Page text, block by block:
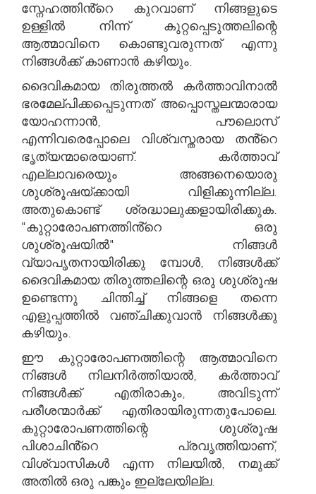
സ്നേഹത്തിൻ്റെ കുറവാണ് നിങ്ങളുടെ
ഉള്ളിൽ നിന്ന് കുറ്റപ്പെടുത്തലിന്റെ
ആത്മാവിനെ കൊണ്ടുവരുന്നത് എന്നു
നിങ്ങൾക്ക് കാണാൻ കഴിയും.
ദൈവികമായ തിരുത്തൽ കർത്താവിനാൽ
ഭരമേല്പിക്കപ്പെടുന്നത് അപ്പൊസ്തലന്മാരായ
യോഹന്നാൻ, പൗലൊസ്
എന്നിവരെപ്പോലെ വിശ്വസ്തരായ തൻ്റെ
ഭൃത്യന്മാരെയാണ്. കർത്താവ്
എല്ലാവരെയും അങ്ങനെയൊരു
ശുശ്രൂഷയ്ക്കായി വിളിക്കുന്നില്ല.
അതുകൊണ്ട് ശ്രദ്ധാലുക്കളായിരിക്കുക.
"കുറ്റാരോപണത്തിൻ്റെ ഒരു
ശുശ്രൂഷയിൽ" നിങ്ങൾ
വ്യാപൃതനായിരിക്കു മ്പോൾ, നിങ്ങൾക്ക്
ദൈവികമായ തിരുത്തലിന്റെ ഒരു ശുശ്രൂഷ
ഉണ്ടെന്നു ചിന്തിച്ച് നിങ്ങളെ തന്നെ
എളുപ്പത്തിൽ വഞ്ചിക്കുവാൻ നിങ്ങൾക്കു
കഴിയും.
ഈ കുറ്റാരോപണത്തിന്റെ ആത്മാവിനെ
നിങ്ങൾ നിലനിർത്തിയാൽ, കർത്താവ്
നിങ്ങൾക്ക് എതിരാകും, അവിടുന്ന്
പരീശന്മാർക്ക് എതിരായിരുന്നതുപോലെ.
കുറ്റാരോപണത്തിന്റെ ശുശ്രൂഷ
പിശാചിൻ്റെ പ്രവൃത്തിയാണ്,
വിശ്വാസികൾ എന്ന നിലയിൽ, നമുക്ക്
അതിൽ ഒരു പങ്കും ഇല്ലേയില്ല.